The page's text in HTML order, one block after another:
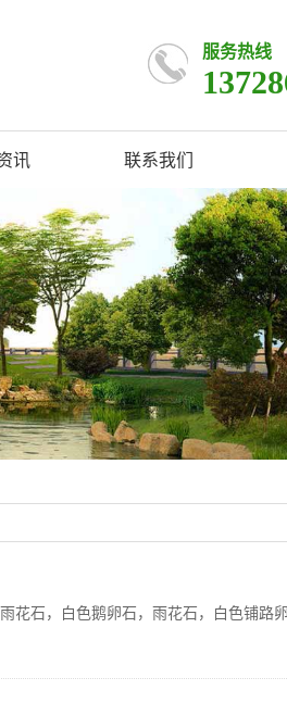
服务热线
讯 联系我们
石，白色鹅卵石，雨花石，白色铺路卵